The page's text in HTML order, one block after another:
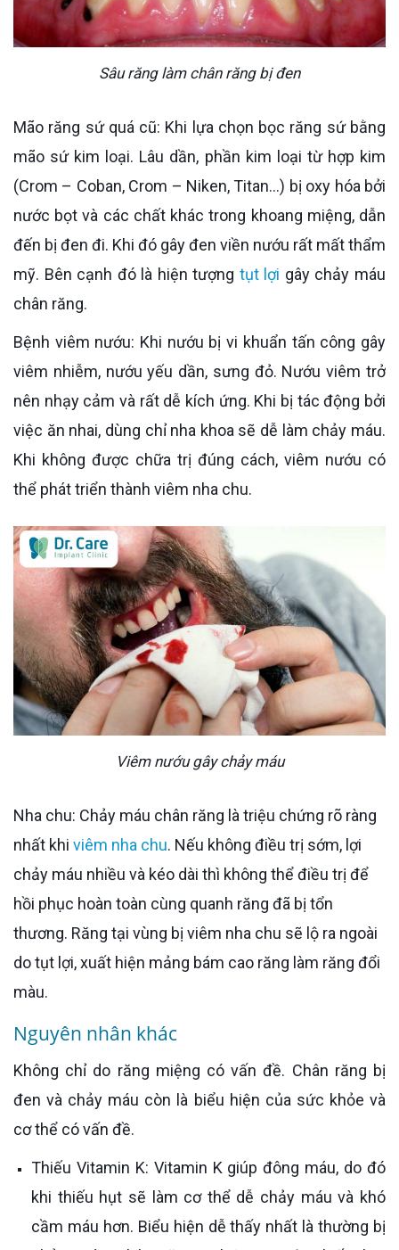
Sâu răng làm chân răng bị đen
Mão răng sứ quá cũ: Khi lựa chọn bọc răng sứ bằng
mão sứ kim loại. Lâu dần, phần kim loại từ hợp kim
(Crom – Coban, Crom – Niken, Titan…) bị oxy hóa bởi
nước bọt và các chất khác trong khoang miệng, dẫn
đến bị đen đi. Khi đó gây đen viền nướu rất mất thẩm
mỹ. Bên cạnh đó là hiện tượng tụt lợi gây chảy máu
chân răng.
Bệnh viêm nướu: Khi nướu bị vi khuẩn tấn công gây
viêm nhiễm, nướu yếu dần, sưng đỏ. Nướu viêm trở
nên nhạy cảm và rất dễ kích ứng. Khi bị tác động bởi
việc ăn nhai, dùng chỉ nha khoa sẽ dễ làm chảy máu.
Khi không được chữa trị đúng cách, viêm nướu có
thể phát triển thành viêm nha chu.
Viêm nướu gây chảy máu
Nha chu: Chảy máu chân răng là triệu chứng rõ ràng
nhất khi viêm nha chu. Nếu không điều trị sớm, lợi
chảy máu nhiều và kéo dài thì không thể điều trị để
hồi phục hoàn toàn cùng quanh răng đã bị tổn
thương. Răng tại vùng bị viêm nha chu sẽ lộ ra ngoài
do tụt lợi, xuất hiện mảng bám cao răng làm răng đổi
màu.
Nguyên nhân khác
Không chỉ do răng miệng có vấn đề. Chân răng bị
đen và chảy máu còn là biểu hiện của sức khỏe và
cơ thể có vấn đề.
Thiếu Vitamin K: Vitamin K giúp đông máu, do đó
khi thiếu hụt sẽ làm cơ thể dễ chảy máu và khó
cầm máu hơn. Biểu hiện dễ thấy nhất là thường bị